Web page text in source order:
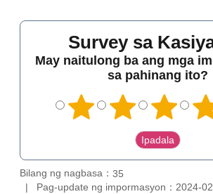
Survey sa
May naitulong ba ang mga
sa pahinang ito?
Bilang ng nagbasa： 35
Pag-update ng impormasyon：2024-